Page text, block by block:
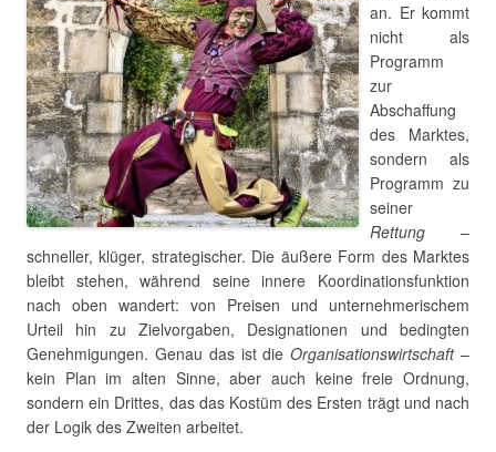
an. Er kommt
nicht als
Programm
zur
Abschaffung
des Marktes,
sondern als
Programm zu
seiner
Rettung –
schneller, klüger, strategischer. Die äußere Form des Marktes
bleibt stehen, während seine innere Koordinationsfunktion
nach oben wandert: von Preisen und unternehmerischem
Urteil hin zu Zielvorgaben, Designationen und bedingten
Genehmigungen. Genau das ist dieOrganisationswirtschaft–
kein Plan im alten Sinne, aber auch keine freie Ordnung,
sondern ein Drittes, das das Kostüm des Ersten trägt und nach
der Logik des Zweiten arbeitet.